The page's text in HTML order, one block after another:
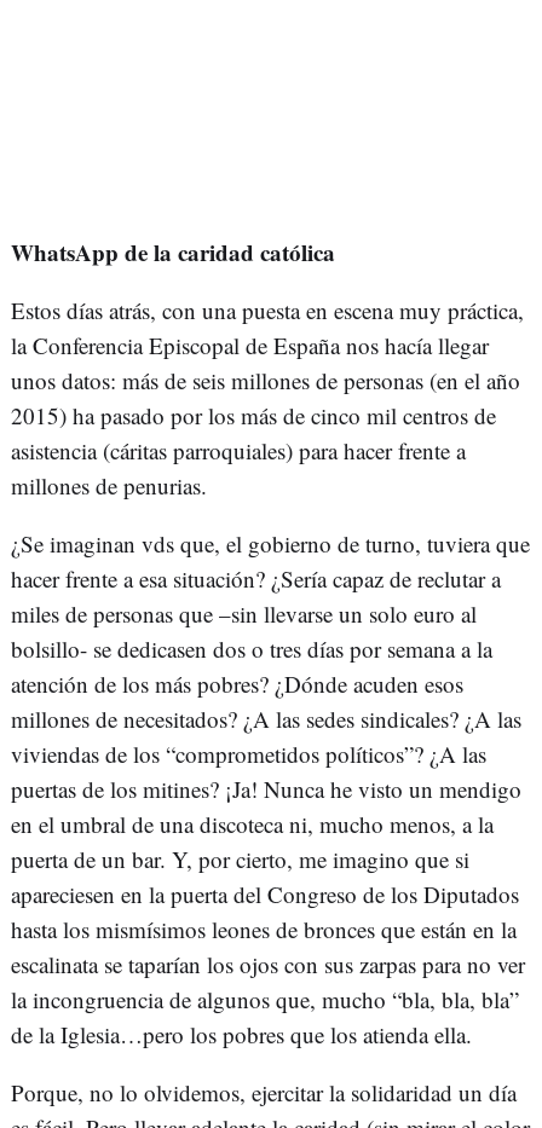
WhatsApp de la caridad católica
Estos días atrás, con una puesta en escena muy práctica,
la Conferencia Episcopal de España nos hacía llegar
unos datos: más de seis millones de personas (en el año
2015) ha pasado por los más de cinco mil centros de
asistencia (cáritas parroquiales) para hacer frente a
millones de penurias.
¿Se imaginan vds que, el gobierno de turno, tuviera que
hacer frente a esa situación? ¿Sería capaz de reclutar a
miles de personas que –sin llevarse un solo euro al
bolsillo- se dedicasen dos o tres días por semana a la
atención de los más pobres? ¿Dónde acuden esos
millones de necesitados? ¿A las sedes sindicales? ¿A las
viviendas de los “comprometidos políticos”? ¿A las
puertas de los mitines? ¡Ja! Nunca he visto un mendigo
en el umbral de una discoteca ni, mucho menos, a la
puerta de un bar. Y, por cierto, me imagino que si
apareciesen en la puerta del Congreso de los Diputados
hasta los mismísimos leones de bronces que están en la
escalinata se taparían los ojos con sus zarpas para no ver
la incongruencia de algunos que, mucho “bla, bla, bla”
de la Iglesia…pero los pobres que los atienda ella.
Porque, no lo olvidemos, ejercitar la solidaridad un día